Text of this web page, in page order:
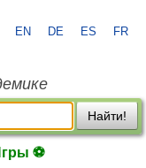
EN DE ES FR
Найти!
⚽